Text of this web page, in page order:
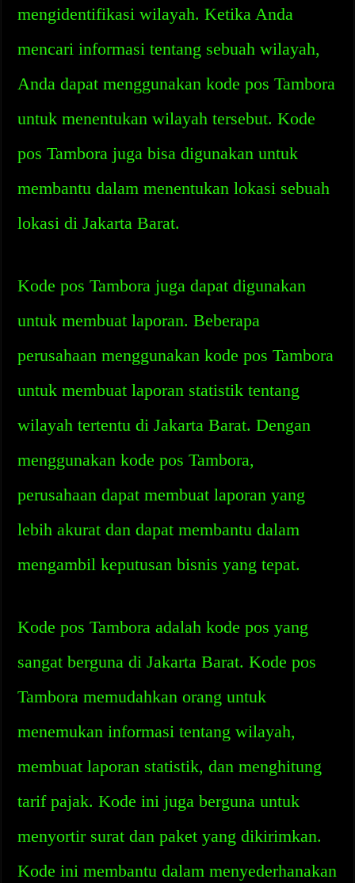
mengidentifikasi wilayah. Ketika Anda
mencari informasi tentang sebuah wilayah,
Anda dapat menggunakan kode pos Tambora
untuk menentukan wilayah tersebut. Kode
pos Tambora juga bisa digunakan untuk
membantu dalam menentukan lokasi sebuah
lokasi di Jakarta Barat.
Kode pos Tambora juga dapat digunakan
untuk membuat laporan. Beberapa
perusahaan menggunakan kode pos Tambora
untuk membuat laporan statistik tentang
wilayah tertentu di Jakarta Barat. Dengan
menggunakan kode pos Tambora,
perusahaan dapat membuat laporan yang
lebih akurat dan dapat membantu dalam
mengambil keputusan bisnis yang tepat.
Kode pos Tambora adalah kode pos yang
sangat berguna di Jakarta Barat. Kode pos
Tambora memudahkan orang untuk
menemukan informasi tentang wilayah,
membuat laporan statistik, dan menghitung
tarif pajak. Kode ini juga berguna untuk
menyortir surat dan paket yang dikirimkan.
Kode ini membantu dalam menyederhanakan